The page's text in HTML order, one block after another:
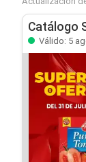
Catálogo
Válido: 5